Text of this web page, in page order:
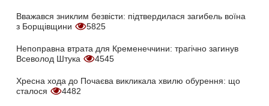
Вважався зниклим безвісти: підтвердилася загибель воїна
з Борщівщини
5825
Непоправна втрата для Кременеччини: трагічно загинув
Всеволод Штука
4545
Хресна хода до Почаєва викликала хвилю обурення: що
сталося
4482